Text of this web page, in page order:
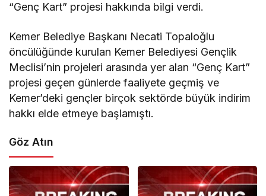
“Genç Kart” projesi hakkında bilgi verdi.
Kemer Belediye Başkanı Necati Topaloğlu
öncülüğünde kurulan Kemer Belediyesi Gençlik
Meclisi’nin projeleri arasında yer alan “Genç Kart”
projesi geçen günlerde faaliyete geçmiş ve
Kemer’deki gençler birçok sektörde büyük indirim
hakkı elde etmeye başlamıştı.
Göz Atın